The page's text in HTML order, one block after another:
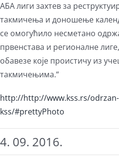
АБА лиги захтев за
такмичења и доношење
се омогућило несметано
првенстава и регионалне
обавезе које проистичу из
такмичењима.“
http://http://www.kss.rs/
kss/#prettyPhoto
4. 09. 2016.